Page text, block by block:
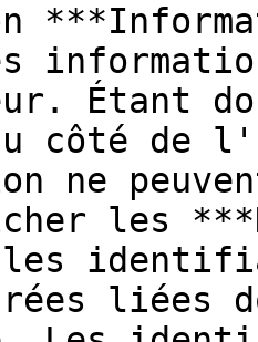
Étant
côté de
ne
les
liées